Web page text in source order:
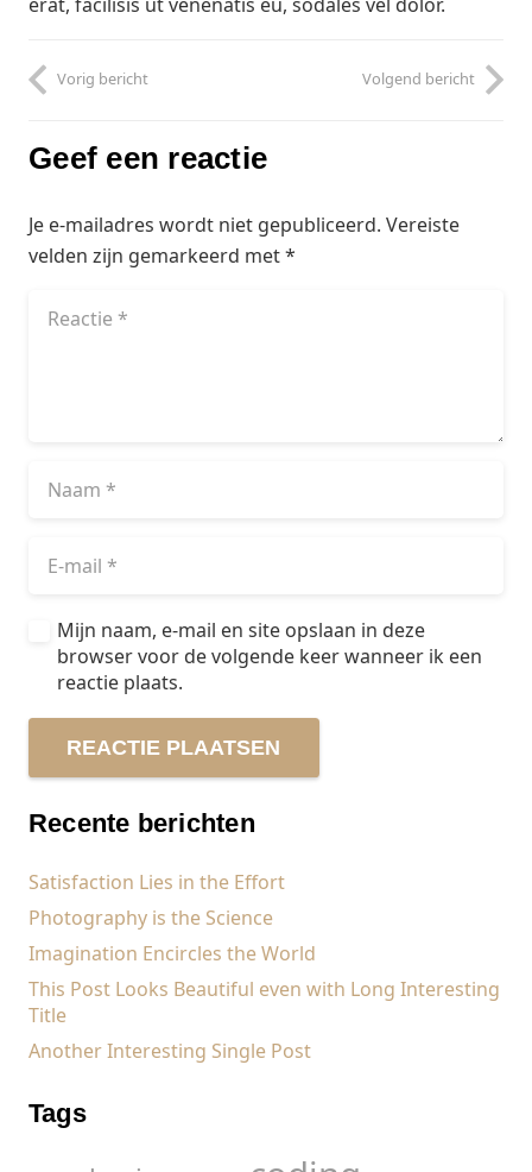
Vorig bericht Volgend bericht
Geef een reactie
Je e-mailadres wordt niet gepubliceerd. Vereiste
velden zijn gemarkeerd met*
Mijn naam, e-mail en site opslaan in deze
browser voor de volgende keer wanneer ik een
reactie plaats.
REACTIE PLAATSEN
Recente berichten
Satisfaction Lies in the Effort
Photography is the Science
Imagination Encircles the World
This Post Looks Beautiful even with Long Interesting
Title
Another Interesting Single Post
Tags